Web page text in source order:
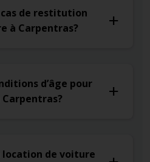
de restitution
à Carpentras?
d’âge pour
location de voiture